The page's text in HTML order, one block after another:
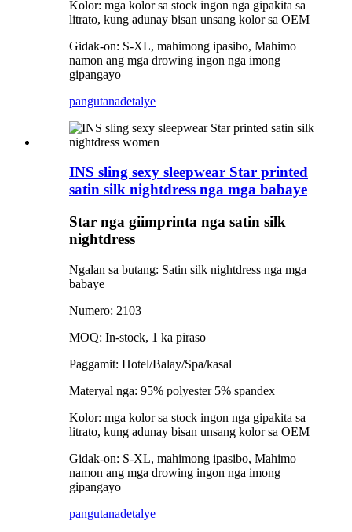
Kolor: mga kolor sa stock ingon nga gipakita sa
litrato, kung adunay bisan unsang kolor sa OEM
Gidak-on: S-XL, mahimong ipasibo, Mahimo
namon ang mga drowing ingon nga imong
gipangayo
pangutanadetalye
INS sling sexy sleepwear Star printed
satin silk nightdress nga mga babaye
Star nga giimprinta nga satin silk
nightdress
Ngalan sa butang: Satin silk nightdress nga mga
babaye
Numero: 2103
MOQ: In-stock, 1 ka piraso
Paggamit: Hotel/Balay/Spa/kasal
Materyal nga: 95% polyester 5% spandex
Kolor: mga kolor sa stock ingon nga gipakita sa
litrato, kung adunay bisan unsang kolor sa OEM
Gidak-on: S-XL, mahimong ipasibo, Mahimo
namon ang mga drowing ingon nga imong
gipangayo
pangutanadetalye